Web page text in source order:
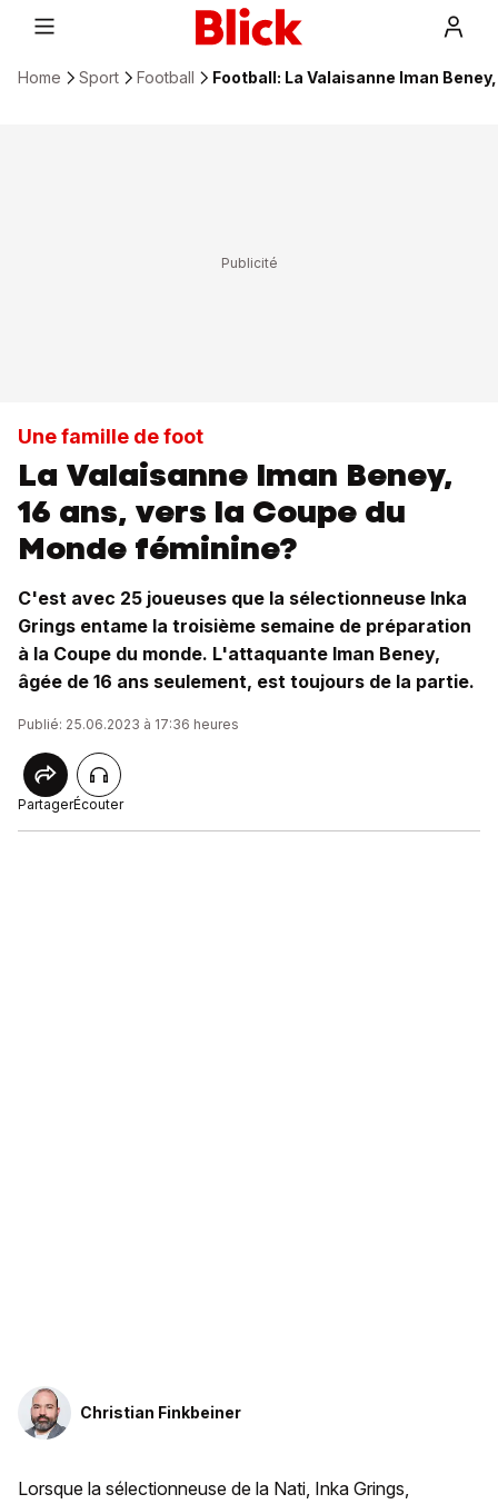
Home Sport Football Football: La Valaisanne Iman
Une famille de foot
La Valaisanne Iman Beney,
16 ans, vers la Coupe du
Monde féminine?
C'est avec 25 joueuses que la sélectionneuse Inka
Grings entame la troisième semaine de préparation
à la Coupe du monde. L'attaquante Iman Beney,
âgée de 16 ans seulement, est toujours de la partie.
Publié: 25.06.2023 à 17:36 heures
PartagerÉcouter
Christian Finkbeiner
Lorsque la sélectionneuse de la Nati, Inka Grings,